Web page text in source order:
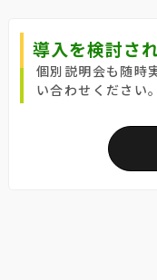
導入を検討さ
個別説明会も随時
い合わせください。